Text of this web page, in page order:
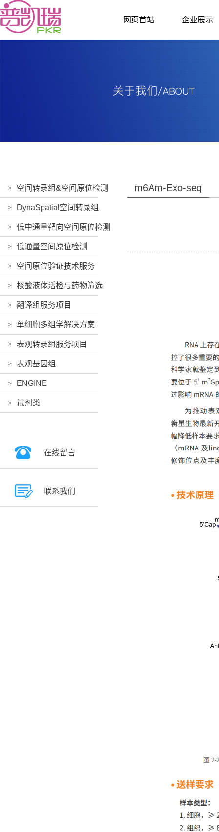
网页首站 企业展示
> 空间转录组&空间原位检测
> DynaSpatial空间转录组
> 低中通量靶向空间原位检测
> 低通量空间原位检测
> 空间原位验证技术服务
> 核酸液体活检与药物筛选
> 翻译组服务项目
> 单细胞多组学解决方案
> 表观转录组服务项目
> 表观基因组
> ENGINE
> 试剂类
在线留言
联系我们
m6Am-Exo-seq